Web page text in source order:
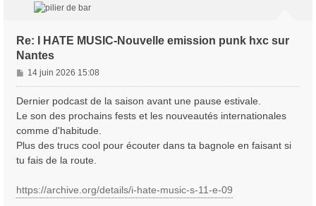
Re: I HATE MUSIC-Nouvelle emission punk hxc sur
Nantes
M
e
a
g
e
14 juin 2026 15:08
Dernier podcast de la saison avant une pause estivale.
Le son des prochains fests et les nouveautés internationales
comme d'habitude.
Plus des trucs cool pour écouter dans ta bagnole en faisant si
tu fais de la route.
https://archive.org/details/i-hate-music-s-11-e-09